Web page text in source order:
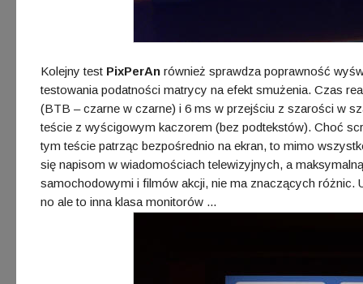
Kolejny test PixPerAn również sprawdza poprawność
testowania podatności matrycy na efekt smużenia. Czas
(BTB – czarne w czarne) i 6 ms w przejściu z szarości w
teście z wyścigowym kaczorem (bez podtekstów). Choć
tym teście patrząc bezpośrednio na ekran, to mimo
się napisom w wiadomościach telewizyjnych, a
samochodowymi i filmów akcji, nie ma znaczących różnic.
no ale to inna klasa monitorów ...